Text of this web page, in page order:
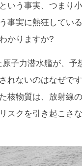
いう事実、つまり
事実に熱狂してい
かりますか?
子力潜水艦が、予
れないのはなぜで
核物質は、放射線
スクを引き起こさ